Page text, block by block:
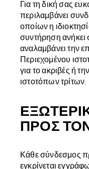
Για τη δική σας
περιλαμβάνει
οποίων η
συντήρηση ανήκει
αναλαμβάνει την
Περιεχομένου
για το ακριβές ή
ιστοτόπων τρίτων.
ΠΡΟΣ
Κάθε σύνδεσμος
εγκρίνεται